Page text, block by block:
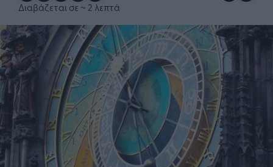
Διαβάζεται σε ~ 2 λεπτά